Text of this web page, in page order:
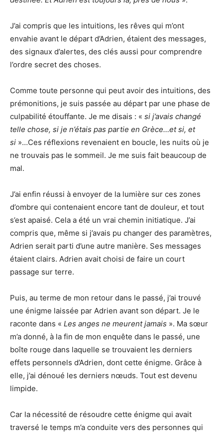
J’ai compris que les intuitions, les rêves qui m’ont
envahie avant le départ d’Adrien, étaient des messages,
des signaux d’alertes, des clés aussi pour comprendre
l’ordre secret des choses.
Comme toute personne qui peut avoir des intuitions, des
prémonitions, je suis passée au départ par une phase de
culpabilité étouffante. Je me disais : « si j’avais changé
telle chose, si je n’étais pas partie en Grèce…et si, et
si »…Ces réflexions revenaient en boucle, les nuits où je
ne trouvais pas le sommeil. Je me suis fait beaucoup de
mal.
J’ai enfin réussi à envoyer de la lumière sur ces zones
d’ombre qui contenaient encore tant de douleur, et tout
s’est apaisé. Cela a été un vrai chemin initiatique. J’ai
compris que, même si j’avais pu changer des paramètres,
Adrien serait parti d’une autre manière. Ses messages
étaient clairs. Adrien avait choisi de faire un court
passage sur terre.
Puis, au terme de mon retour dans le passé, j’ai trouvé
une énigme laissée par Adrien avant son départ. Je le
raconte dans « Les anges ne meurent jamais ». Ma sœur
m’a donné, à la fin de mon enquête dans le passé, une
boîte rouge dans laquelle se trouvaient les derniers
effets personnels d’Adrien, dont cette énigme. Grâce à
elle, j’ai dénoué les derniers nœuds. Tout est devenu
limpide.
Car la nécessité de résoudre cette énigme qui avait
traversé le temps m’a conduite vers des personnes qui